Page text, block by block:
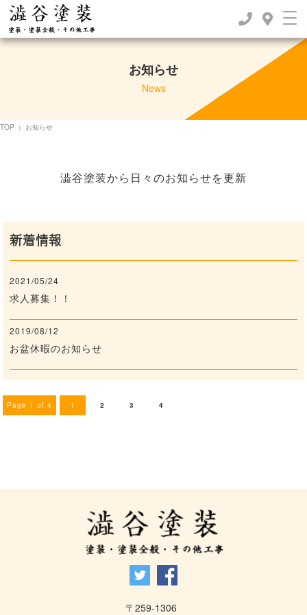
お知らせ
News
TOP > お知らせ
澁谷塗装から日々のお知らせを更新
新着情報
2021/05/24
求人募集！！
2019/08/12
お盆休暇のお知らせ
Page 1 of 4 1 2 3 4
〒259-1306